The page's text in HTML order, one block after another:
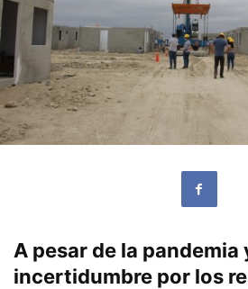
A pesar de la pandemia
incertidumbre por los